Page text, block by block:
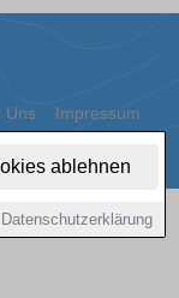
ablehnen
Datenschutzerklärung
Uns Impressum
by: 1a-sites-autos